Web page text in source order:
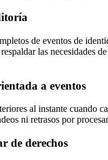
de eventos de
las necesidades
a eventos
al instante cuando
ni retrasos por
de derechos